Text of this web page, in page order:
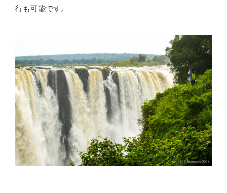
行も可能です。